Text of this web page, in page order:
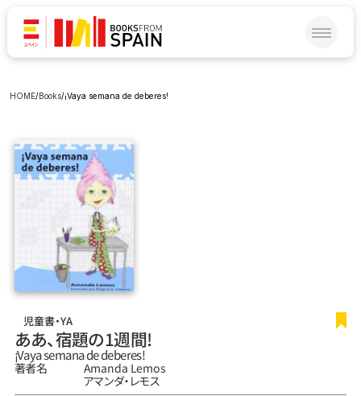
HOME/Books/¡Vaya semana de deberes!
児童書・YA
ああ、宿題の1週間！
¡Vaya semana de deberes!
著者名
Amanda Lemos
アマンダ‧レモス